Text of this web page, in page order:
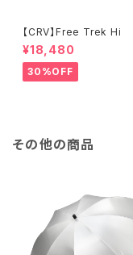
【CRV】Free Trek Hi
¥18,480
30%OFF
その他の商品